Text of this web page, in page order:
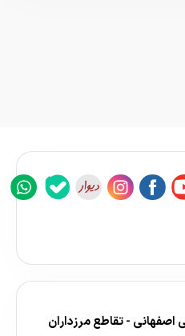
- تقاطع مرزداران